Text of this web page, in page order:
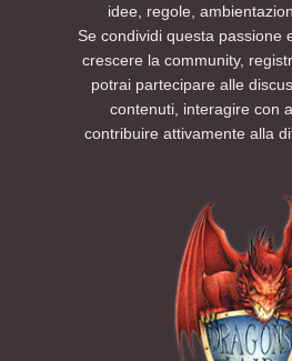
idee, regole,
Se condividi questa passione
crescere la community,
potrai partecipare alle
contenuti, interagire con
contribuire attivamente alla